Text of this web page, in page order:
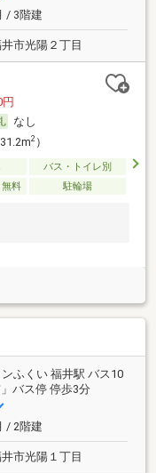
/ 3階建
市光陽２丁目
なし
2）
バス・トイレ別
無料 駐輪場
ふくい 福井駅 バス10
バス停 停歩3分
/ 2階建
市光陽１丁目